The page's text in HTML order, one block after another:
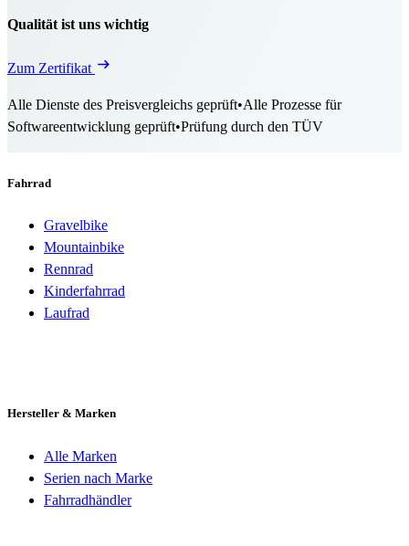
Qualität ist uns wichtig
Zum Zertifikat
Alle Dienste des Preisvergleichs geprüft•Alle Prozesse für
Softwareentwicklung geprüft•Prüfung durch den TÜV
Fahrrad
Gravelbike
Mountainbike
Rennrad
Kinderfahrrad
Laufrad
Hersteller & Marken
Alle Marken
Serien nach Marke
Fahrradhändler